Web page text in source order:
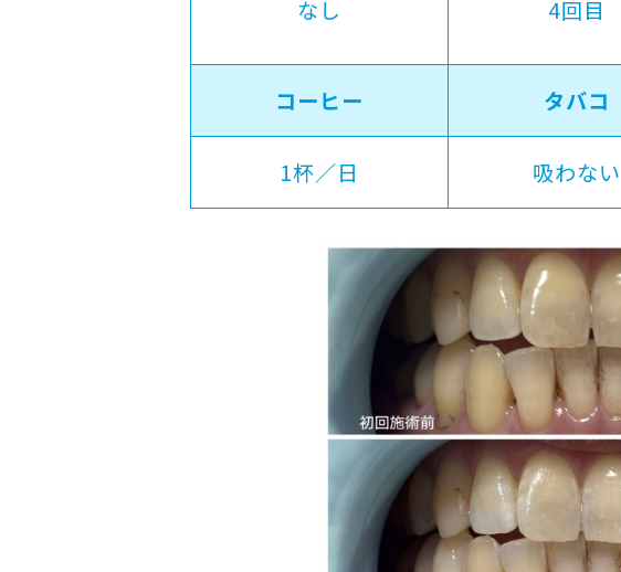
なし 4回目
コーヒー タバコ
1杯／日 吸わない